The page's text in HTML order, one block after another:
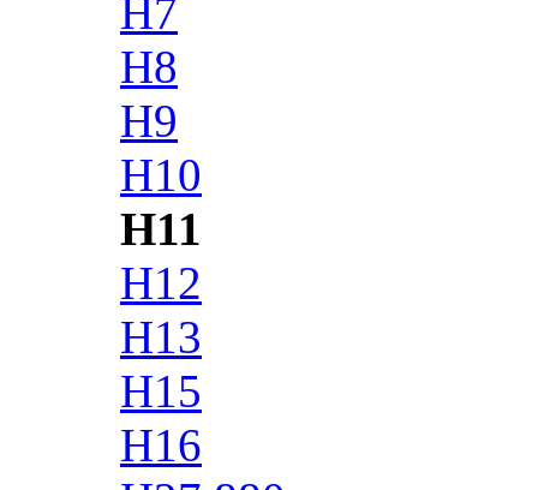
H7
H8
H9
H10
H11
H12
H13
H15
H16